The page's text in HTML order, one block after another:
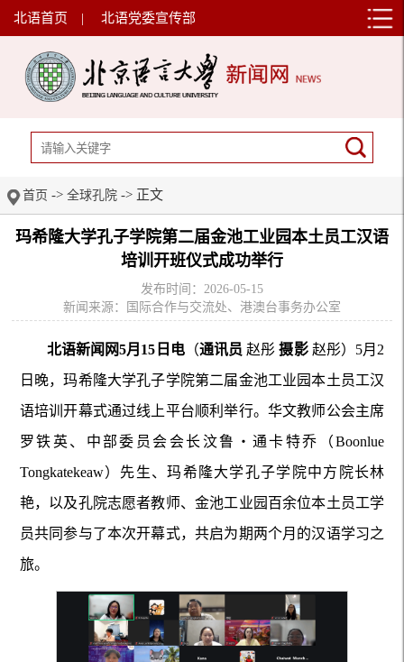
北语首页 | 北语党委宣传部
首页 -> 全球孔院 -> 正文
玛希隆大学孔子学院第二届金池工业园本土员工汉语
培训开班仪式成功举行
发布时间：2026-05-15
新闻来源：国际合作与交流处、港澳台事务办公室
北语新闻网5月15日电（通讯员 赵彤摄影赵彤）5月2
日晚，玛希隆大学孔子学院第二届金池工业园本土员工汉
语培训开幕式通过线上平台顺利举行。华文教师公会主席
罗铁英、中部委员会会长汶鲁・通卡特乔（Boonlue
Tongkatekeaw）先生、玛希隆大学孔子学院中方院长林
艳，以及孔院志愿者教师、金池工业园百余位本土员工学
员共同参与了本次开幕式，共启为期两个月的汉语学习之
旅。